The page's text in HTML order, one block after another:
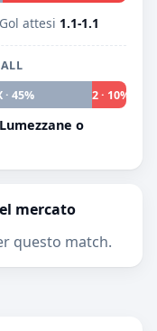
Gol attesi 1.1-1.1
· 45% 2 · 10%
o
mercato
questo match.